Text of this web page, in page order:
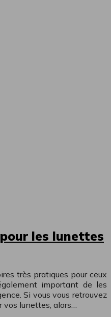
les lunettes
très pratiques pour ceux
important de les
Si vous vous retrouvez
lunettes, alors…